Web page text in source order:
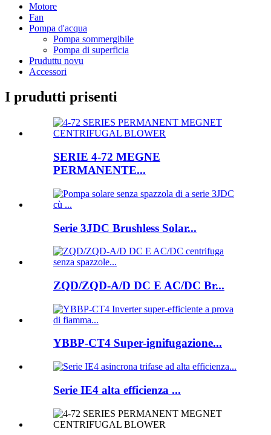
Motore
Fan
Pompa d'acqua
Pompa sommergibile
Pompa di superficia
Pruduttu novu
Accessori
I prudutti prisenti
SERIE 4-72 MEGNE
PERMANENTE...
Serie 3JDC Brushless Solar...
ZQD/ZQD-A/D DC E AC/DC Br...
YBBP-CT4 Super-ignifugazione...
Serie IE4 alta efficienza ...